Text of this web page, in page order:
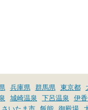
兵庫県 群馬県 東京都
城崎温泉 下呂温泉 伊
さいたま市 飯能 御殿場